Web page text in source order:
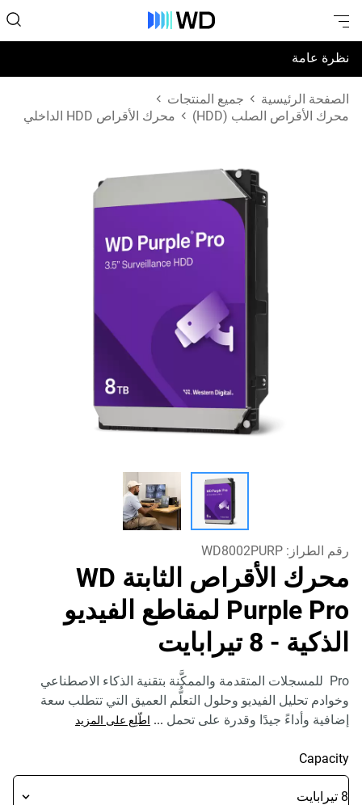
نظرة عامة
المواصفات
الصفحة الرئيسية
جميع المنتجات
محرك الأقراص الصلب (HDD)
محرك الأقراص HDD الداخلي
رقم الطراز: WD8002PURP
محرك الأقراص الثابتة WD
Purple Pro لمقاطع الفيديو
الذكية - 8 تيرابايت
Pro للمسجلات المتقدمة والممكَّنة بتقنية الذكاء الاصطناعي
وخوادم تحليل الفيديو وحلول التعلُّم العميق التي تتطلب سعة
إضافية وأداءً جيدًا وقدرة على تحمل ... اطّلِع على المزيد
Capacity